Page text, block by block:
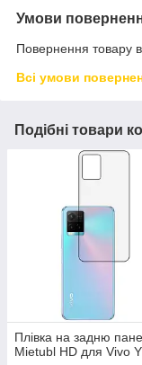
Умови
Повернення товару
Всі умови
Подібні товари
Плівка на задню
Mietubl HD для Vivo